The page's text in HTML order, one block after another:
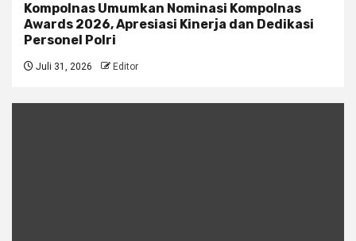
Kompolnas Umumkan Nominasi Kompolnas
Awards 2026, Apresiasi Kinerja dan Dedikasi
Personel Polri
Juli 31, 2026 Editor